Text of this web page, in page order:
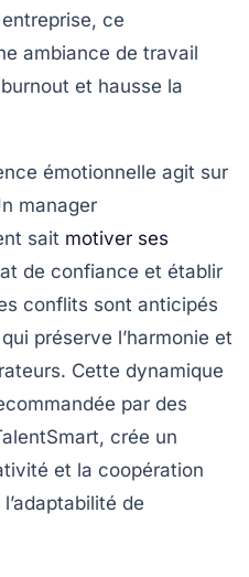
ce
ambiance de travail
et hausse la
émotionnelle agit sur
manager
sait motiver ses
de confiance et établir
conflits sont anticipés
préserve l’harmonie et
Cette dynamique
par des
crée un
et la coopération
de